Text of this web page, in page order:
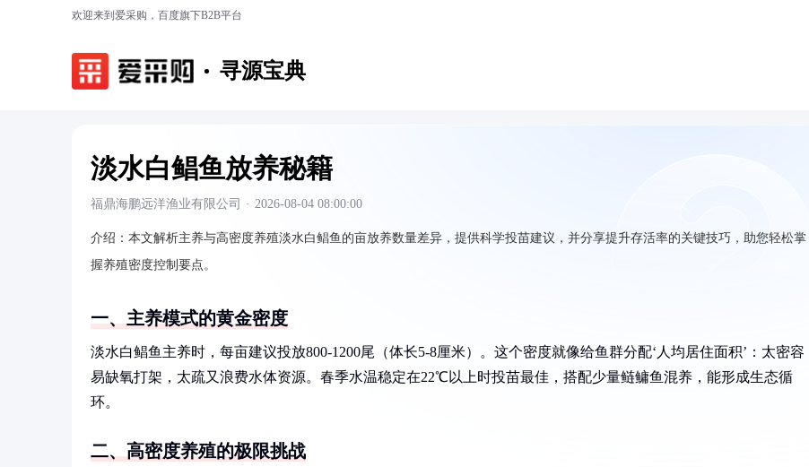
欢迎来到爱采购，百度旗下B2B平台
寻源宝典
淡水白鲳鱼放养秘籍
福鼎海鹏远洋渔业有限公司 · 2026-08-04 08:00:00
介绍： 本文解析主养与高密度养殖淡水白鲳鱼的亩放养数量差异，提供科学投苗建议，并分享提升存活率的关键技巧，助您轻松掌
握养殖密度控制要点。
一、主养模式的黄金密度
淡水白鲳鱼主养时，每亩建议投放800-1200尾（体长5-8厘米）。这个密度就像给鱼群分配‘人均居住面积’：太密容
易缺氧打架，太疏又浪费水体资源。春季水温稳定在22℃以上时投苗最佳，搭配少量鲢鳙鱼混养，能形成生态循
环。
二、高密度养殖的极限挑战